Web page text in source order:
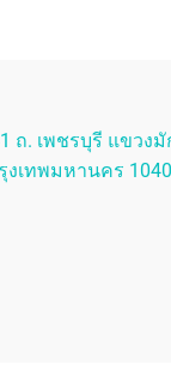
ถ. เพชรบุรี แขวง
งเทพมหานคร